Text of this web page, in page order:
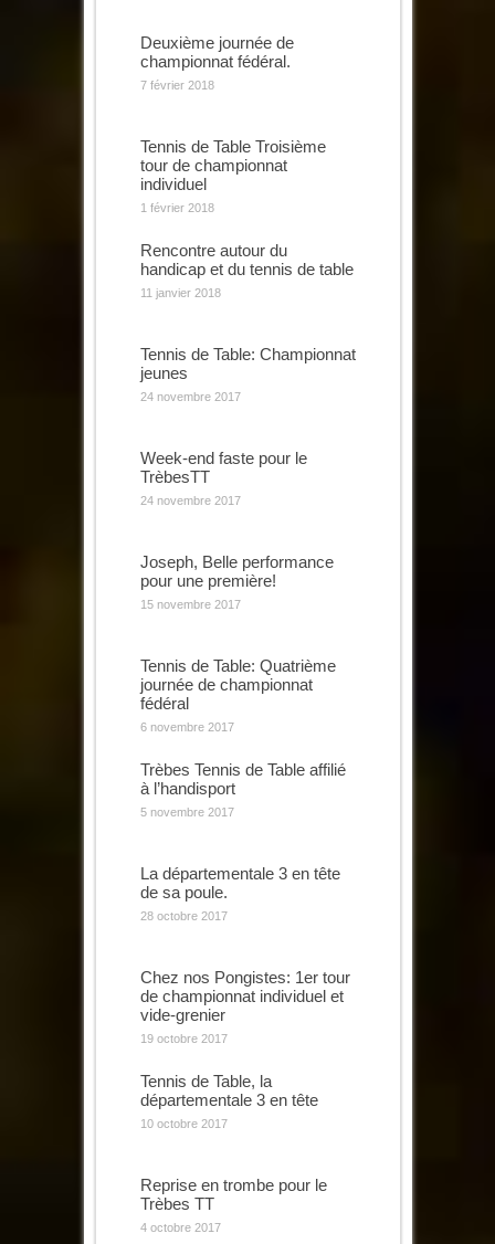
Deuxième journée de
championnat fédéral.
7 février 2018
Tennis de Table Troisième
tour de championnat
individuel
1 février 2018
Rencontre autour du
handicap et du tennis de table
11 janvier 2018
Tennis de Table: Championnat
jeunes
24 novembre 2017
Week-end faste pour le
TrèbesTT
24 novembre 2017
Joseph, Belle performance
pour une première!
15 novembre 2017
Tennis de Table: Quatrième
journée de championnat
fédéral
6 novembre 2017
Trèbes Tennis de Table affilié
à l’handisport
5 novembre 2017
La départementale 3 en tête
de sa poule.
28 octobre 2017
Chez nos Pongistes: 1er tour
de championnat individuel et
vide-grenier
19 octobre 2017
Tennis de Table, la
départementale 3 en tête
10 octobre 2017
Reprise en trombe pour le
Trèbes TT
4 octobre 2017